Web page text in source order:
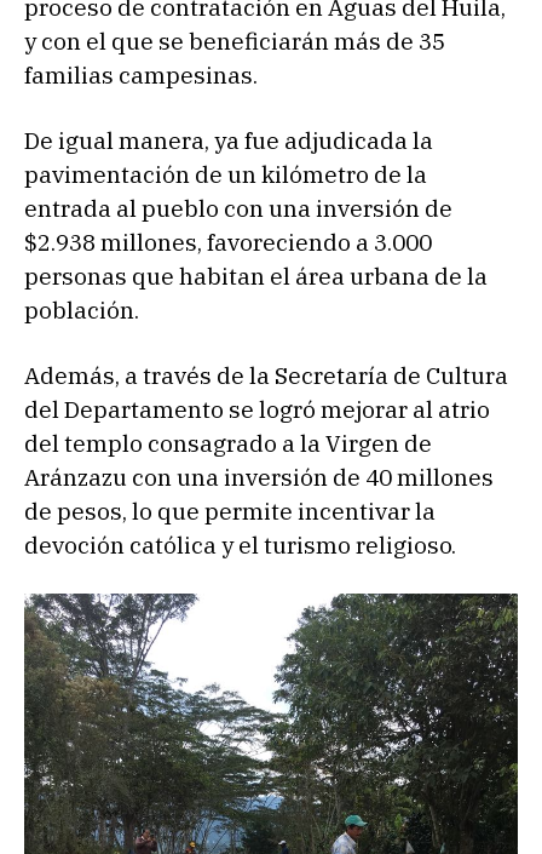
proceso de contratación en Aguas del Huila,
y con el que se beneficiarán más de 35
familias campesinas.
De igual manera, ya fue adjudicada la
pavimentación de un kilómetro de la
entrada al pueblo con una inversión de
$2.938 millones, favoreciendo a 3.000
personas que habitan el área urbana de la
población.
Además, a través de la Secretaría de Cultura
del Departamento se logró mejorar al atrio
del templo consagrado a la Virgen de
Aránzazu con una inversión de 40 millones
de pesos, lo que permite incentivar la
devoción católica y el turismo religioso.